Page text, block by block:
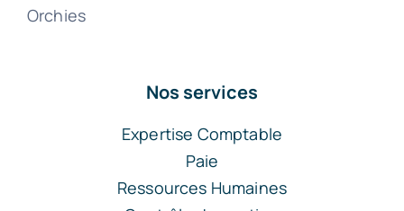
Orchies
Nos services
Expertise Comptable
Paie
Ressources Humaines